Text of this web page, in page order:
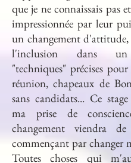
que je ne connaissais pas
impressionnée par leur
un changement d'attitude,
l'inclusion dans un
"techniques" précises
réunion, chapeaux de
sans candidats... Ce
ma prise de
changement viendra
commençant par changer
Toutes choses qui